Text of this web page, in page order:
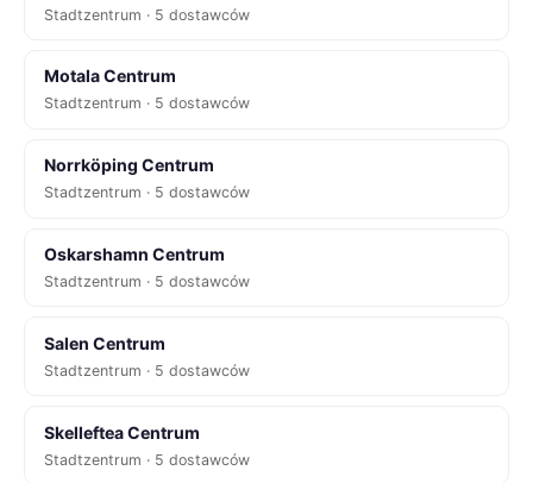
Stadtzentrum · 5 dostawców
Motala Centrum
Stadtzentrum · 5 dostawców
Norrköping Centrum
Stadtzentrum · 5 dostawców
Oskarshamn Centrum
Stadtzentrum · 5 dostawców
Salen Centrum
Stadtzentrum · 5 dostawców
Skelleftea Centrum
Stadtzentrum · 5 dostawców